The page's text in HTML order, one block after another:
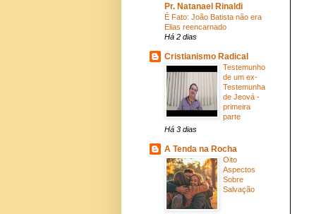
Pr. Natanael Rinaldi
É Fato: João Batista não era
Elias reencarnado
Há 2 dias
Cristianismo Radical
Testemunho
de um ex-
Testemunha
de Jeová -
primeira
parte
Há 3 dias
A Tenda na Rocha
Oito
Aspectos
Sobre
Salvação